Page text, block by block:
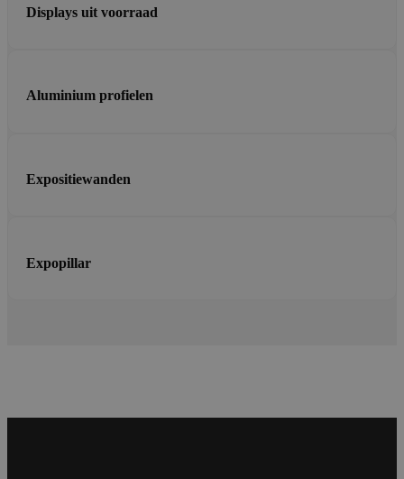
Displays uit voorraad
Aluminium profielen
Expositiewanden
Expopillar